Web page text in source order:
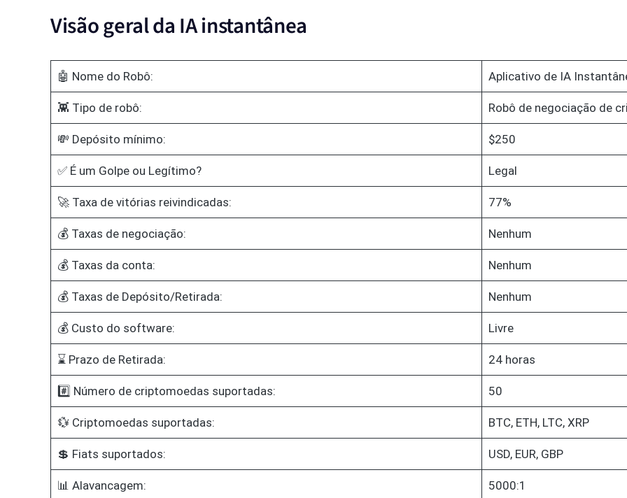
Visão geral da IA instantânea
🤖 Nome do Robô: Aplicativo de IA
👾 Tipo de robô: Robô de negociação de
💸 Depósito mínimo: $250
✅ É um Golpe ou Legítimo? Legal
🚀 Taxa de vitórias reivindicadas: 77%
💰 Taxas de negociação: Nenhum
💰 Taxas da conta: Nenhum
💰 Taxas de Depósito/Retirada: Nenhum
💰 Custo do software: Livre
⌛ Prazo de Retirada: 24 horas
#️⃣ Número de criptomoedas suportadas: 50
💱 Criptomoedas suportadas: BTC, ETH, LTC, XRP
💲 Fiats suportados: USD, EUR, GBP
📊 Alavancagem: 5000:1